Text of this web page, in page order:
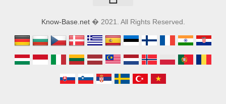
Know-Base.net� 2021. All Rights Reserved.